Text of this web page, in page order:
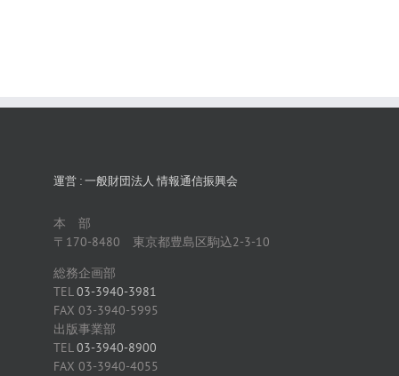
運営 : 一般財団法人 情報通信振興会
本 部
〒170-8480 東京都豊島区駒込2-3-10
総務企画部
TEL03-3940-3981
FAX 03-3940-5995
出版事業部
TEL03-3940-8900
FAX 03-3940-4055